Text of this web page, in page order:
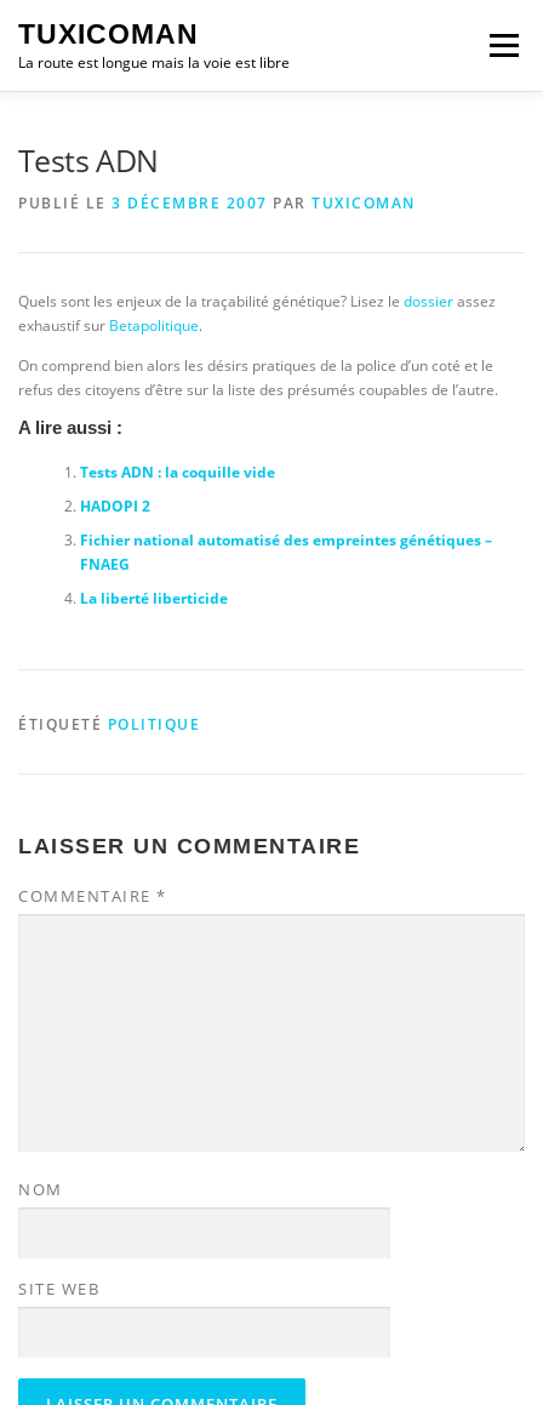
contenu
TUXICOMAN
La route est longue mais la voie est libre
Menu
Tests ADN
PUBLIÉ LE 3 DÉCEMBRE 2007 PAR TUXICOMAN
Quels sont les enjeux de la traçabilité génétique? Lisez le dossierassez
exhaustif sur Betapolitique.
On comprend bien alors les désirs pratiques de la police d’un coté et le
refus des citoyens d’être sur la liste des présumés coupables de l’autre.
A lire aussi :
Tests ADN : la coquille vide
HADOPI 2
Fichier national automatisé des empreintes génétiques –
FNAEG
La liberté liberticide
ÉTIQUETÉ POLITIQUE
LAISSER UN COMMENTAIRE
COMMENTAIRE *
NOM
SITE WEB